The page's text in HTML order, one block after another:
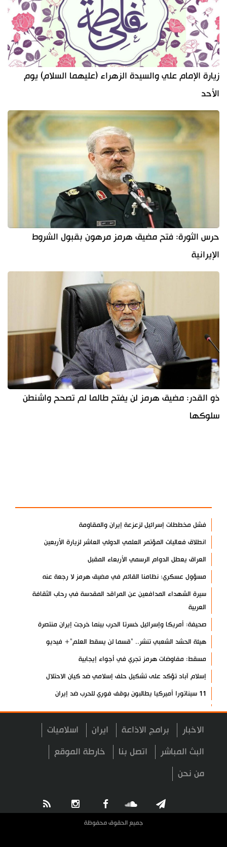
زيارة الإمام علي والسيدة الزهراء (عليهما السلام) يوم
الأحد
حرس الثورة: فتح مضيق هرمز مرهون بقبول الشروط
الإيرانية
ذو القدر: مضيق هرمز لن يفتح طالما لم تصحح واشنطن
سلوكها
فشل مخططات إسرائيل لزعزعة إيران والمقاومة
انطلاق فعاليات المؤتمر العلمي الدولي العاشر لزيارة الأربعين
العراق يعطل الدوام الرسمي الأربعاء المقبل
مسؤول عسكري: نظامنا القائم في مضيق هرمز لا رجعة عنه
سيرة الشهداء المدافعين عن المراقد المقدسة في رحاب الثقافة
العربية
صحيفة: أمريكا وإسرائيل خسرتا الحرب بينما خرجت إيران منتصرة
هيئة الحشد الشعبي تنشر.. "قسما لن يسقط العلم"+ فيديو
مسقط: مفاوضات هرمز تجري في أجواء إيجابية
إسلام آباد تؤكد على تشكيل حلف إسلامي ضد كيان الاحتلال
11 سيناتورا أميركيا يطالبون بوقف فوري للحرب ضد إيران
ذو القدر: مضيق هرمز لن يفتح طالما لم تصحح واشنطن سلوكها
حرس الثورة: فتح مضيق هرمز مرهون بقبول الشروط الإيرانية
إيجئي: نقدر جهود الصحفيين وتصديهم لمحاولات العدو الرامية إلى
التزييف
ولايتي: على القوات الأجنبية مغادرة المنطقة
أطراف خارجية توسلت بالعراق لضمان عدم الرد على الاعتداءات
الرئيس بزشكيان: ينبغي إدانة العقلية السائدة اليوم في واشنطن
الاخبار برامج الاذاعة ايران اسلاميات
البث المباشر اتصل بنا خارطة الموقع
من نحن
جميع الحقوق محفوظة